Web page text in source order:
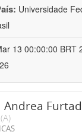
Universidade
13 00:00:00 BRT
Andrea